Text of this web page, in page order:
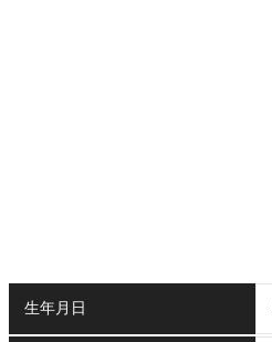
生年月日